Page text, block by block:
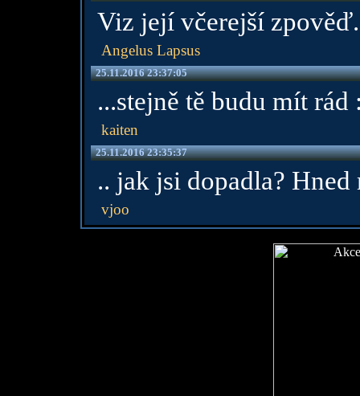
Viz její včerejší zpověď.
Angelus Lapsus
25.11.2016 23:37:05
...stejně tě budu mít rád
kaiten
25.11.2016 23:35:37
.. jak jsi dopadla?
vjoo